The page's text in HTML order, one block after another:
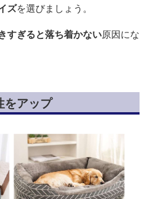
ズを選びましょう。
すぎると落ち着かない原因にな
をアップ